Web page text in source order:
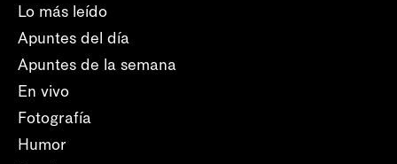
Lo más leído
Apuntes del día
Apuntes de la semana
En vivo
Fotografía
Humor